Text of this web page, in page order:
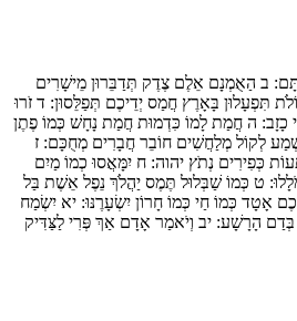
ב הַאֻמְנָם אֵלֶם צֶדֶק תְּדַבֵּרוּן מֵישָׁרִים
תִּפְעָלוּן בָּאָרֶץ חֲמַס יְדֵיכֶם תְּפַלֵּסוּן: ד זֹרוּ
כָזָב: ה חֲמַת לָמוֹ כִּדְמוּת חֲמַת נָחָשׁ כְּמוֹ פֶתֶן
לְקוֹל מְלַחֲשִׁים חוֹבֵר חֲבָרִים מְחֻכָּם: ז
כְּפִירִים נְתֹץ יהוה: ח יִמָּאֲסוּ כְמוֹ מַיִם
ט כְּמוֹ שַׁבְּלוּל תֶּמֶס יַהֲלֹךְ נֵפֶל אֵשֶׁת בַּל
אָטָד כְּמוֹ חַי כְּמוֹ חָרוֹן יִשְׂעָרֶנּוּ: יא יִשְׂמַח
בְּדַם הָרָשָׁע: יב וְיֹאמַר אָדָם אַךְ פְּרִי לַצַּדִּיק